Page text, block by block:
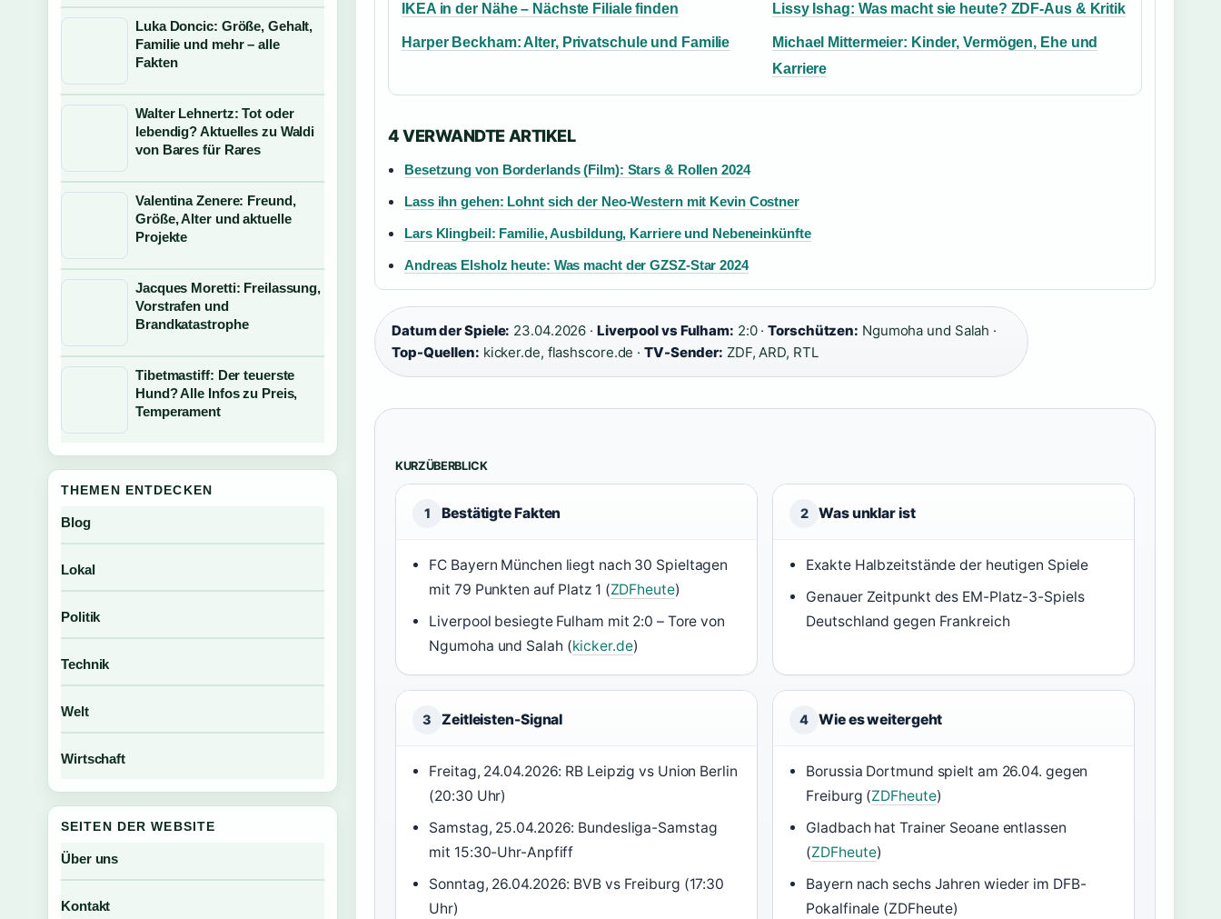
IKEA in der Nähe – Nächste Filiale finden Lissy Ishag: Was macht sie heute? ZDF-Aus & Kritik
Harper Beckham: Alter, Privatschule und Familie
Michael Mittermeier: Kinder, Vermögen, Ehe und
Karriere
4 VERWANDTE ARTIKEL
Besetzung von Borderlands (Film): Stars & Rollen 2024
Lass ihn gehen: Lohnt sich der Neo-Western mit Kevin Costner
Lars Klingbeil: Familie, Ausbildung, Karriere und Nebeneinkünfte
Andreas Elsholz heute: Was macht der GZSZ-Star 2024
Datum der Spiele: 23.04.2026 · Liverpool vs Fulham: 2:0 ·Torschützen: Ngumoha und Salah ·
Top-Quellen: kicker.de, flashscore.de ·TV-Sender: ZDF, ARD, RTL
KURZÜBERBLICK
1 Bestätigte Fakten
FC Bayern München liegt nach 30 Spieltagen
mit 79 Punkten auf Platz 1 (ZDFheute)
Liverpool besiegte Fulham mit 2:0 – Tore von
Ngumoha und Salah (kicker.de)
2 Was unklar ist
Exakte Halbzeitstände der heutigen Spiele
Genauer Zeitpunkt des EM-Platz-3-Spiels
Deutschland gegen Frankreich
3 Zeitleisten-Signal
Freitag, 24.04.2026: RB Leipzig vs Union Berlin
(20:30 Uhr)
Samstag, 25.04.2026: Bundesliga-Samstag
mit 15:30-Uhr-Anpfiff
Sonntag, 26.04.2026: BVB vs Freiburg (17:30
Uhr)
4 Wie es weitergeht
Borussia Dortmund spielt am 26.04. gegen
Freiburg (ZDFheute)
Gladbach hat Trainer Seoane entlassen
(ZDFheute)
Bayern nach sechs Jahren wieder im DFB-
Pokalfinale (ZDFheute)
Luka Doncic: Größe, Gehalt,
Familie und mehr – alle
Fakten
Walter Lehnertz: Tot oder
lebendig? Aktuelles zu Waldi
von Bares für Rares
Valentina Zenere: Freund,
Größe, Alter und aktuelle
Projekte
Jacques Moretti: Freilassung,
Vorstrafen und
Brandkatastrophe
Tibetmastiff: Der teuerste
Hund? Alle Infos zu Preis,
Temperament
THEMEN ENTDECKEN
Blog
Lokal
Politik
Technik
Welt
Wirtschaft
SEITEN DER WEBSITE
Über uns
Kontakt